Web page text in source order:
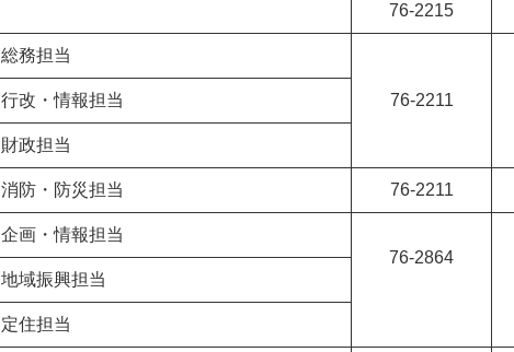
76-2215
総務担当
76-2211
行改・情報担当
財政担当
消防・防災担当 76-2211
企画・情報担当
76-2864
地域振興担当
定住担当